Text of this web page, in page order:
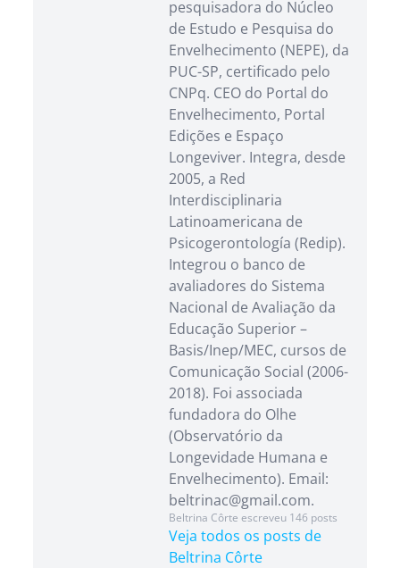
pesquisadora do Núcleo
de Estudo e Pesquisa do
Envelhecimento (NEPE), da
PUC-SP, certificado pelo
CNPq. CEO do Portal do
Envelhecimento, Portal
Edições e Espaço
Longeviver. Integra, desde
2005, a Red
Interdisciplinaria
Latinoamericana de
Psicogerontología (Redip).
Integrou o banco de
avaliadores do Sistema
Nacional de Avaliação da
Educação Superior –
Basis/Inep/MEC, cursos de
Comunicação Social (2006-
2018). Foi associada
fundadora do Olhe
(Observatório da
Longevidade Humana e
Envelhecimento). Email:
beltrinac@gmail.com.
Beltrina Côrte escreveu 146 posts
Veja todos os posts de
Beltrina Côrte